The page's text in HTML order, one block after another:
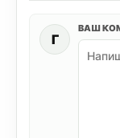
Г
ВАШ